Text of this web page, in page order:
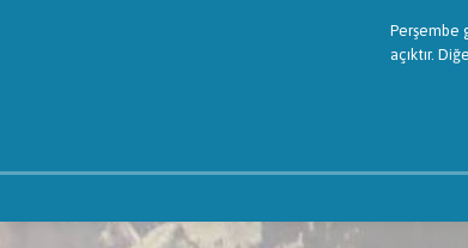
Perşembe
açıktır.